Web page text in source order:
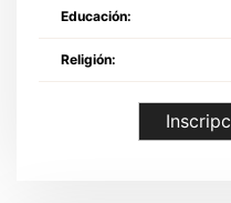
Educación:
Religión: